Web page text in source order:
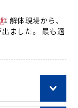
解体現場から、
ました。 最も適